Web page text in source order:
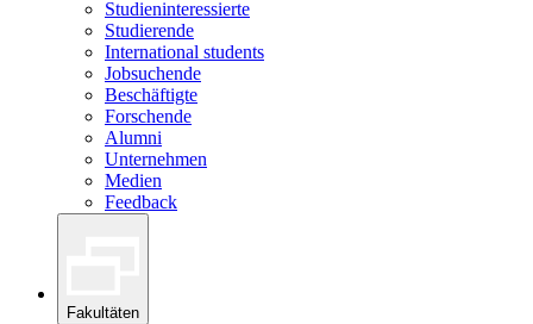
Studieninteressierte
Studierende
International students
Jobsuchende
Beschäftigte
Forschende
Alumni
Unternehmen
Medien
Feedback
Fakultäten